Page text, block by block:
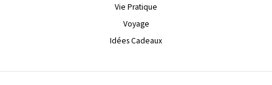
Vie Pratique
Voyage
Idées Cadeaux